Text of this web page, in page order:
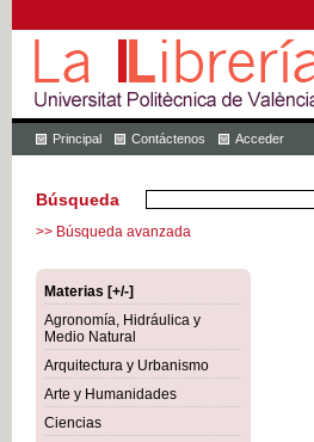
Principal Contáctenos Acceder
Búsqueda
>> Búsqueda avanzada
Materias [+/-]
Agronomía, Hidráulica y
Medio Natural
Arquitectura y Urbanismo
Arte y Humanidades
Ciencias